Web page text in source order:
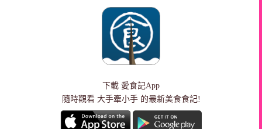
下載 愛食記App
隨時觀看 大手牽小手 的最新美食食記!